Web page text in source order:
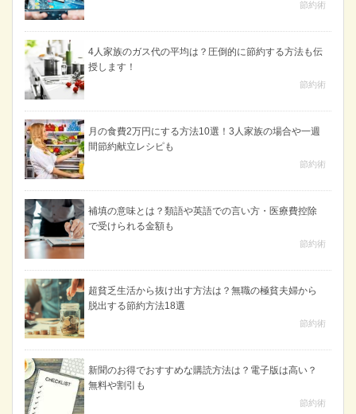
節約術
4人家族のガス代の平均は？圧倒的に節約する方法も伝
授します！
節約術
月の食費2万円にする方法10選！3人家族の場合や一週
間節約献立レシピも
節約術
補填の意味とは？類語や英語での言い方・医療費控除
で受けられる金額も
節約術
超貧乏生活から抜け出す方法は？無職の極貧夫婦から
脱出する節約方法18選
節約術
新聞のお得でおすすめな購読方法は？電子版は高い？
無料や割引も
節約術